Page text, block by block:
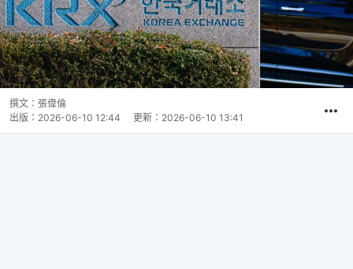
撰文： 張偉倫
出版： 2026-06-10 12:44 更新： 2026-06-10 13:41